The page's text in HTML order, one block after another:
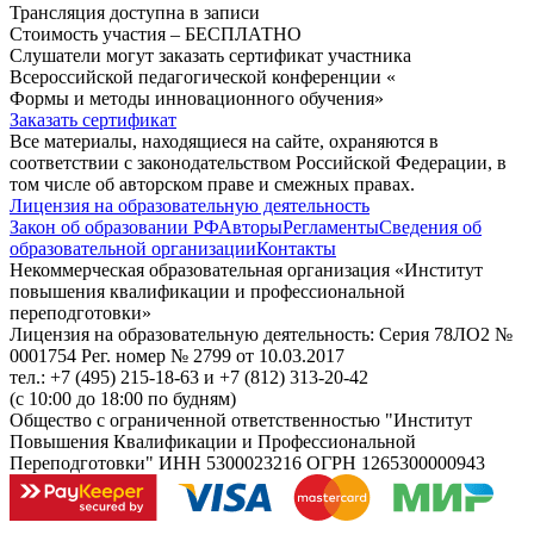
Трансляция доступна в записи
Стоимость участия – БЕСПЛАТНО
Слушатели могут заказать сертификат участника
Всероссийской педагогической конференции «
Формы и методы инновационного обучения»
Заказать сертификат
Все материалы, находящиеся на сайте, охраняются в
соответствии с законодательством Российской Федерации, в
том числе об авторском праве и смежных правах.
Лицензия на образовательную деятельность
Закон об образовании РФАвторыРегламентыСведения об
образовательной организацииКонтакты
Некоммерческая образовательная организация «Институт
повышения квалификации и профессиональной
переподготовки»
Лицензия на образовательную деятельность: Серия 78ЛО2 №
0001754 Рег. номер № 2799 от 10.03.2017
тел.: +7 (495) 215-18-63 и +7 (812) 313-20-42
(с 10:00 до 18:00 по будням)
Общество с ограниченной ответственностью "Институт
Повышения Квалификации и Профессиональной
Переподготовки" ИНН 5300023216 ОГРН 1265300000943